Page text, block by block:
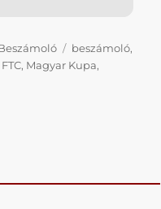
Címke
beszámoló,
FTC, Magyar Kupa,